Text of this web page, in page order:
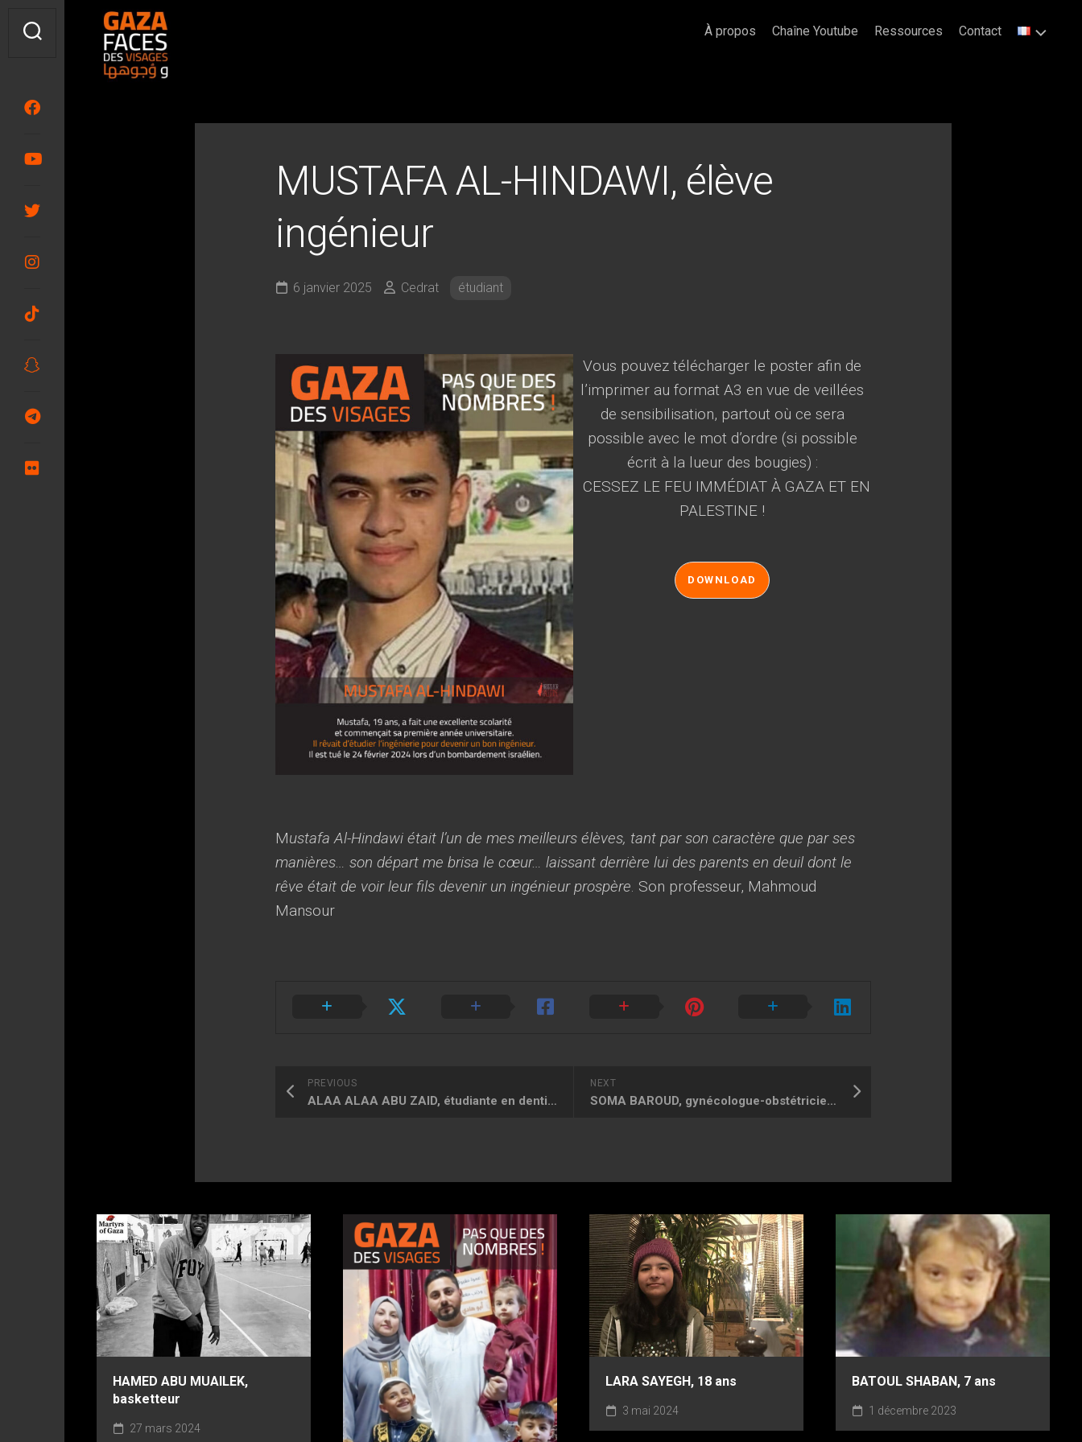
content
À propos Chaîne Youtube Ressources Contact
MUSTAFA AL-HINDAWI, élève
ingénieur
6 janvier 2025 Cedrat étudiant
Vous pouvez télécharger le poster afin de
l’imprimer au format A3 en vue de veillées
de sensibilisation, partout où ce sera
possible avec le mot d’ordre (si possible
écrit à la lueur des bougies) :
CESSEZ LE FEU IMMÉDIAT À GAZA ET EN
PALESTINE !
DOWNLOAD
Mustafa Al-Hindawi était l’un de mes meilleurs élèves, tant par son caractère que par ses
manières… son départ me brisa le cœur… laissant derrière lui des parents en deuil dont le
rêve était de voir leur fils devenir un ingénieur prospère. Son professeur, Mahmoud
Mansour
NEXT
SOMA BAROUD, gynécologue-obstétricienne
PREVIOUS
ALAA ALAA ABU ZAID, étudiante en dentisterie
HAMED ABU MUAILEK,
basketteur
27 mars 2024
LARA SAYEGH, 18 ans
3 mai 2024
BATOUL SHABAN, 7 ans
1 décembre 2023